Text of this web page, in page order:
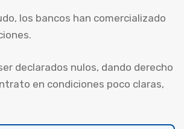
los bancos han comercializado
declarados nulos, dando derecho
en condiciones poco claras,